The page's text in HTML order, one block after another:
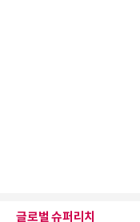
글로벌 슈퍼리치